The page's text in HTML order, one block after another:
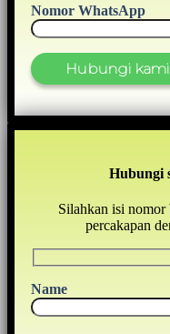
Nomor WhatsApp
Hubungi
Silahkan isi nomor
percakapan
Name